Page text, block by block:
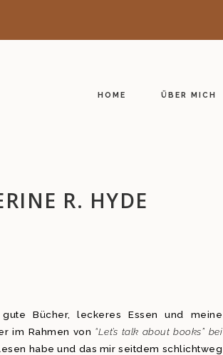
HOME ÜBER MICH
R. HYDE
Bücher, leckeres Essen und meine
im Rahmen von “Let’s talk about books” bei
habe und das mir seitdem schlichtweg